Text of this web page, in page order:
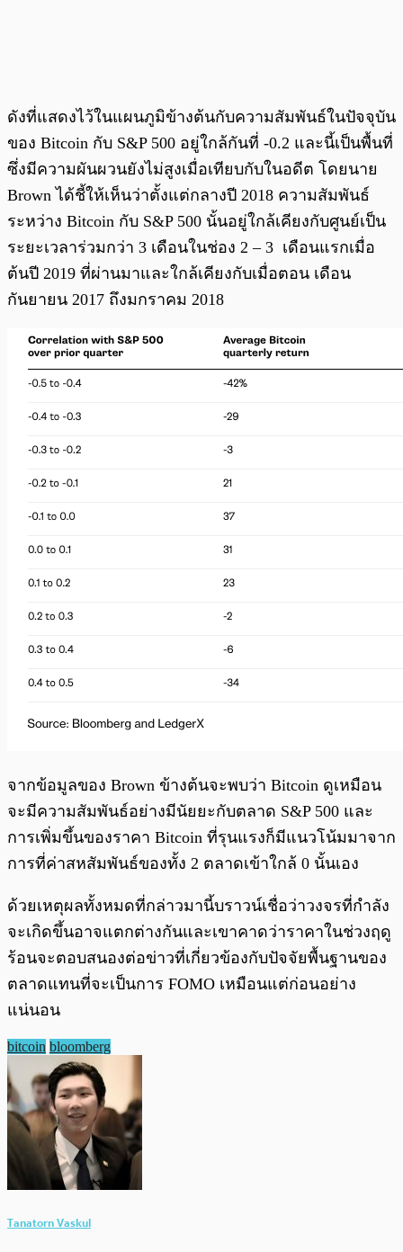
ดังที่แสดงไว้ในแผนภูมิข้างต้นกับความสัมพันธ์ในปัจจุบัน
ของ Bitcoin กับ S&P 500 อยู่ใกล้กันที่ -0.2 และนี้เป็นพื้นที่
ซึ่งมีความผันผวนยังไม่สูงเมื่อเทียบกับในอดีต โดยนาย
Brown ได้ชี้ให้เห็นว่าตั้งแต่กลางปี 2018 ความสัมพันธ์
ระหว่าง Bitcoin กับ S&P 500 นั้นอยู่ใกล้เคียงกับศูนย์เป็น
ระยะเวลาร่วมกว่า 3 เดือนในช่อง 2 – 3 เดือนแรกเมื่อ
ต้นปี 2019 ที่ผ่านมาและใกล้เคียงกับเมื่อตอน เดือน
กันยายน 2017 ถึงมกราคม 2018
จากข้อมูลของ Brown ข้างต้นจะพบว่า Bitcoin ดูเหมือน
จะมีความสัมพันธ์อย่างมีนัยยะกับตลาด S&P 500 และ
การเพิ่มขึ้นของราคา Bitcoin ที่รุนแรงก็มีแนวโน้มมาจาก
การที่ค่าสหสัมพันธ์ของทั้ง 2 ตลาดเข้าใกล้ 0 นั้นเอง
ด้วยเหตุผลทั้งหมดที่กล่าวมานี้บราวน์เชื่อว่าวงจรที่กำลัง
จะเกิดขึ้นอาจแตกต่างกันและเขาคาดว่าราคาในช่วงฤดู
ร้อนจะตอบสนองต่อข่าวที่เกี่ยวข้องกับปัจจัยพื้นฐานของ
ตลาดแทนที่จะเป็นการ FOMO เหมือนแต่ก่อนอย่าง
แน่นอน
bitcoin bloomberg
Tanatorn Vaskul